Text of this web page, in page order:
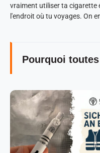
vraiment utiliser ta cigarette
l'endroit où tu voyages. On
Pourquoi